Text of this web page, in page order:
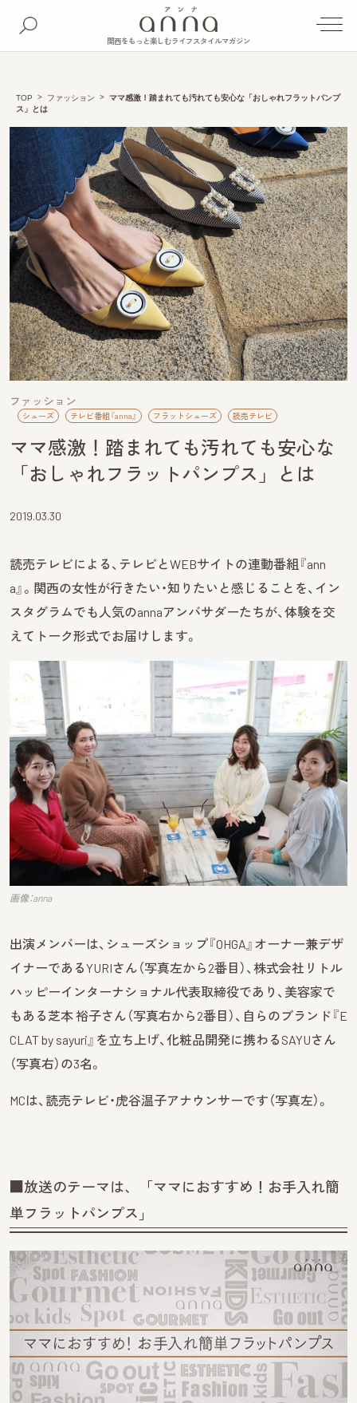
関西をもっと楽しむライフスタイルマガジン
TOP ファッション
ママ感激！踏まれても汚れても安心な「おしゃれフラットパンプ
ス」とは
ファッション
シューズ テレビ番組『anna』 フラットシューズ 読売テレビ
ママ感激！踏まれても汚れても安心な
「おしゃれフラットパンプス」とは
2019.03.30
読売テレビによる、テレビとWEBサイトの連動番組『ann
a』。関西の女性が行きたい・知りたいと感じることを、イン
スタグラムでも人気のannaアンバサダーたちが、体験を交
えてトーク形式でお届けします。
画像：anna
出演メンバーは、シューズショップ『OHGA』オーナー兼デザ
イナーであるYURIさん（写真左から2番目）、株式会社リトル
ハッピーインターナショナル代表取締役であり、美容家で
もある芝本 裕子さん（写真右から2番目）、自らのブランド『E
CLAT by sayuri』を立ち上げ、化粧品開発に携わるSAYUさん
（写真右）の3名。
MCは、読売テレビ・虎谷温子アナウンサーです（写真左）。
■放送のテーマは、「ママにおすすめ！お手入れ簡
単フラットパンプス」